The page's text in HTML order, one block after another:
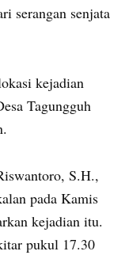
serangan senjata
kejadian
Tagungguh
S.H.,
pada Kamis
kejadian itu.
pukul 17.30